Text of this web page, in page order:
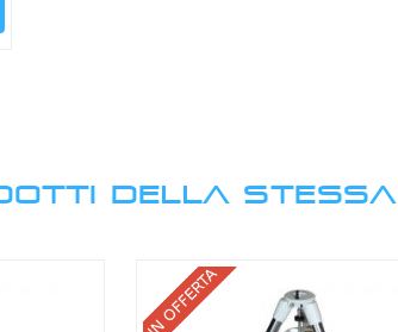
DELLA STESSA